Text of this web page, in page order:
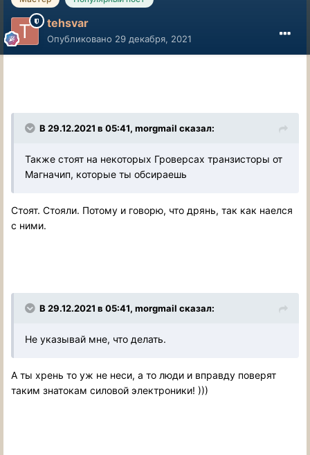
tehsvar
Опубликовано 29 декабря, 2021
В 29.12.2021 в 05:41, morgmail сказал:
Также стоят на некоторых Гроверсах транзисторы от
Магначип, которые ты обсираешь
Стоят. Стояли. Потому и говорю, что дрянь, так как наелся
с ними.
В 29.12.2021 в 05:41, morgmail сказал:
Не указывай мне, что делать.
А ты хрень то уж не неси, а то люди и вправду поверят
таким знатокам силовой электроники! )))